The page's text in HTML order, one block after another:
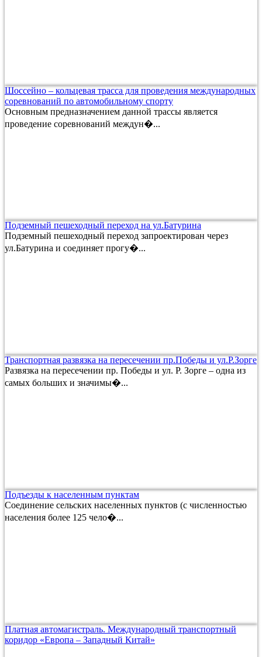
Шоссейно – кольцевая трасса для проведения международных
соревнований по автомобильному спорту
Основным предназначением данной трассы является
проведение соревнований междун�...
Подземный пешеходный переход на ул.Батурина
Подземный пешеходный переход запроектирован через
ул.Батурина и соединяет прогу�...
Транспортная развязка на пересечении пр.Победы и ул.Р.Зорге
Развязка на пересечении пр. Победы и ул. Р. Зорге – одна из
самых больших и значимы�...
Подъезды к населенным пунктам
Соединение сельских населенных пунктов (с численностью
населения более 125 чело�...
Платная автомагистраль. Международный транспортный
коридор «Европа – Западный Китай»